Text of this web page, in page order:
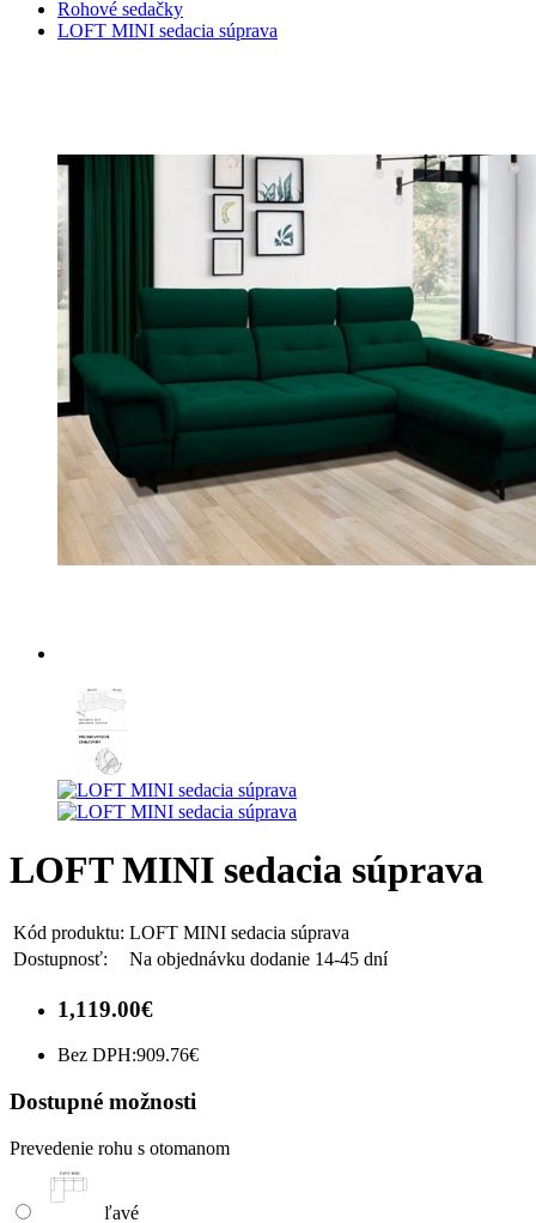
Rohové sedačky
LOFT MINI sedacia súprava
LOFT MINI sedacia súprava
Kód produktu: LOFT MINI sedacia súprava
Dostupnosť:
Na objednávku dodanie 14-45 dní
1,119.00€
Bez DPH:909.76€
Dostupné možnosti
Prevedenie rohu s otomanom
ľavé